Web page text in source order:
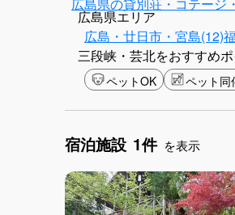
広島県エリア
広島・廿日市・宮島(12)
三段峡・芸北をおすすめ
ペットOK ペット同
宿泊施設 1件 を表示